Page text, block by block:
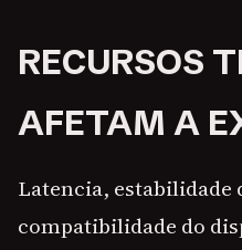
RECURSOS
AFETAM A
Latencia, estabilidade
compatibilidade do